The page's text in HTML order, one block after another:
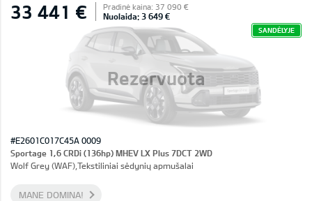
Rezervuota
33 441 € Pradinė kaina: 37 090 €
Nuolaida: 3 649 €
SANDĖLYJE
#E2601C017C45A 0009
Sportage 1,6 CRDi (136hp) MHEV LX Plus 7DCT 2WD
Wolf Grey (WAF),Tekstiliniai sėdynių apmušalai
MANE DOMINA!